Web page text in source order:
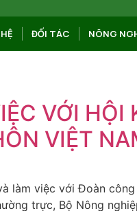
ĐỐI TÁC NÔNG
VỚI HỘI
VIỆT
làm việc với Đoàn
trực, Bộ Nông